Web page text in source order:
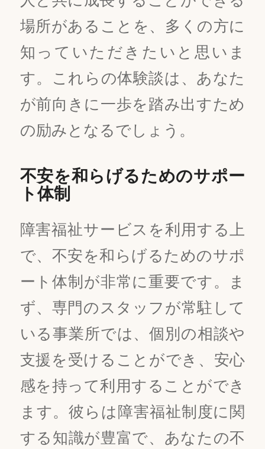
場所があることを、多くの方に
知っていただきたいと思いま
す。これらの体験談は、あなた
が前向きに一歩を踏み出すため
の励みとなるでしょう。
不安を和らげるためのサポー
ト体制
障害福祉サービスを利用する上
で、不安を和らげるためのサポ
ート体制が非常に重要です。ま
ず、専門のスタッフが常駐して
いる事業所では、個別の相談や
支援を受けることができ、安心
感を持って利用することができ
ます。彼らは障害福祉制度に関
する知識が豊富で、あなたの不